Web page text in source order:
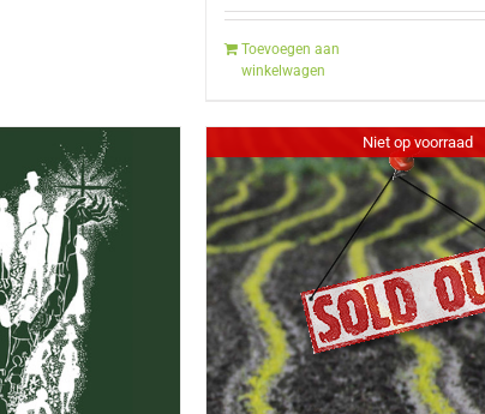
Toevoegen aan
winkelwagen
Niet op voorraad